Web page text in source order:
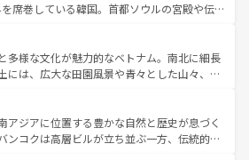
ラリアの多彩な魅力を存分に味わいつくそ
。
してくれる。また、奥深い台湾の食文化も魅
評判のスイーツなど、バラエティ豊かな料理
が味わえる。 なお、新着の台湾情報は コンテンツ一覧を参
。
席巻している韓国。首都ソウルの宮殿や伝統
を延ばせば四季折々の自然美を楽しむことが
て、キムチや焼肉、絶品のストリートフード
まな韓国料理が待っている。夜には、韓国な
れながら、韓国の多彩な魅力を心ゆくまで味
わってみてほしい。 なお、新着の韓国情報はコンテンツ一
ほしい。
多様な文化が魅力的なベトナム。南北に細長
には、広大な田園風景や青々とした山々、世
共に伝統が息づく。ハノイの古い町並みやホ
フランス統治時代の建物も、独特の雰囲気を
る。また、バラエティの豊かさとおいしさで
アジアに位置する豊かな自然と歴史が息づく
ンコクは高層ビルが立ち並ぶ一方、伝統的な